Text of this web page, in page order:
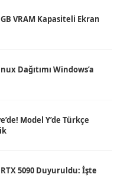
VRAM Kapasiteli Ekran
Dağıtımı Windows’a
Model Y’de Türkçe
5090 Duyuruldu: İşte